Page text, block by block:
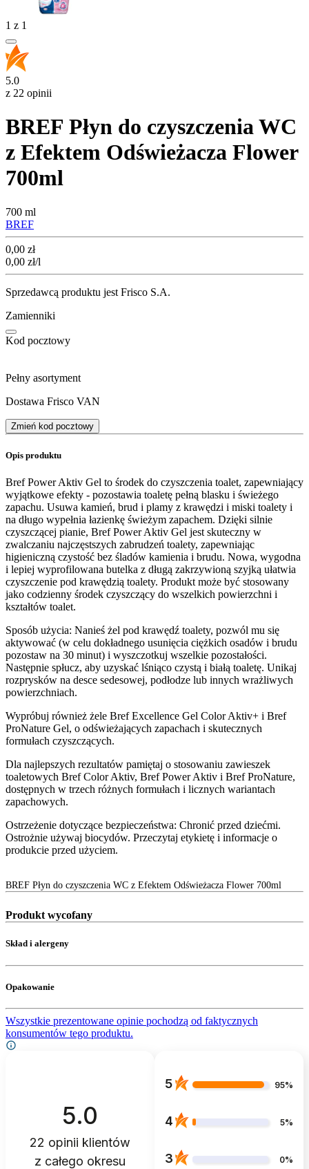
1 z 1
5.0
z 22 opinii
BREF Płyn do czyszczenia WC
z Efektem Odświeżacza Flower
700ml
700 ml
BREF
Cena
0,00 zł
0,00 zł/l
Sprzedawcą produktu jest Frisco S.A.
Zamienniki
Kod pocztowy
Pełny asortyment
Dostawa Frisco VAN
Zmień kod pocztowy
Opis produktu
Bref Power Aktiv Gel to środek do czyszczenia toalet, zapewniający
wyjątkowe efekty - pozostawia toaletę pełną blasku i świeżego
zapachu. Usuwa kamień, brud i plamy z krawędzi i miski toalety i
na długo wypełnia łazienkę świeżym zapachem. Dzięki silnie
czyszczącej pianie, Bref Power Aktiv Gel jest skuteczny w
zwalczaniu najczęstszych zabrudzeń toalety, zapewniając
higieniczną czystość bez śladów kamienia i brudu. Nowa, wygodna
i lepiej wyprofilowana butelka z długą zakrzywioną szyjką ułatwia
czyszczenie pod krawędzią toalety. Produkt może być stosowany
jako codzienny środek czyszczący do wszelkich powierzchni i
kształtów toalet.
Sposób użycia: Nanieś żel pod krawędź toalety, pozwól mu się
aktywować (w celu dokładnego usunięcia ciężkich osadów i brudu
pozostaw na 30 minut) i wyszczotkuj wszelkie pozostałości.
Następnie spłucz, aby uzyskać lśniąco czystą i białą toaletę. Unikaj
rozprysków na desce sedesowej, podłodze lub innych wrażliwych
powierzchniach.
Wypróbuj również żele Bref Excellence Gel Color Aktiv+ i Bref
ProNature Gel, o odświeżających zapachach i skutecznych
formułach czyszczących.
Dla najlepszych rezultatów pamiętaj o stosowaniu zawieszek
toaletowych Bref Color Aktiv, Bref Power Aktiv i Bref ProNature,
dostępnych w trzech różnych formułach i licznych wariantach
zapachowych.
Ostrzeżenie dotyczące bezpieczeństwa: Chronić przed dziećmi.
Ostrożnie używaj biocydów. Przeczytaj etykietę i informacje o
produkcie przed użyciem.
BREF Płyn do czyszczenia WC z Efektem Odświeżacza Flower 700ml
Produkt wycofany
Skład i alergeny
Opakowanie
Wszystkie prezentowane opinie pochodzą od faktycznych
konsumentów tego produktu.
5.0
22 opinii klientów
z całego okresu
5 95%
4 5%
3 0%